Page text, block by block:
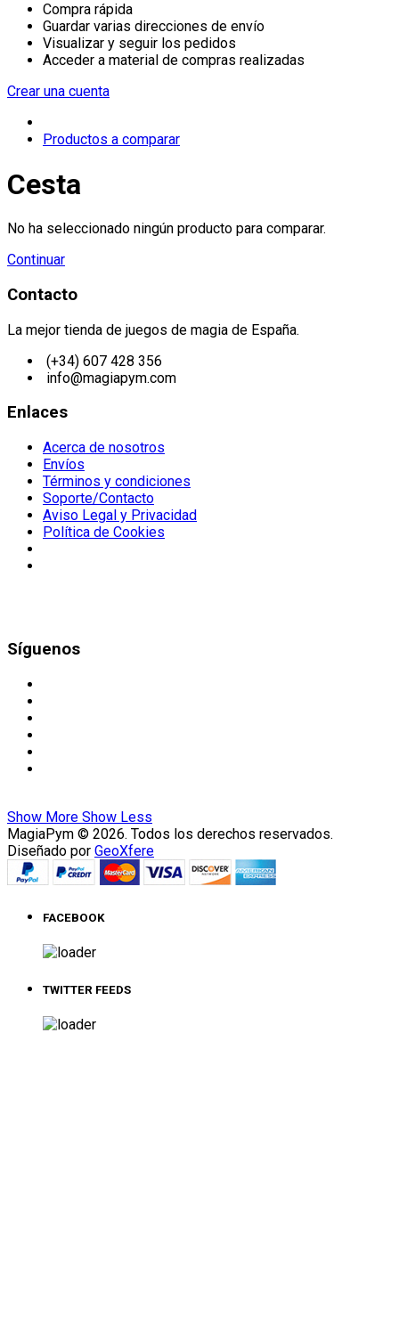
Compra rápida
Guardar varias direcciones de envío
Visualizar y seguir los pedidos
Acceder a material de compras realizadas
Crear una cuenta
Productos a comparar
Cesta
No ha seleccionado ningún producto para comparar.
Continuar
Contacto
La mejor tienda de juegos de magia de España.
(+34) 607 428 356
info@magiapym.com
Enlaces
Acerca de nosotros
Envíos
Términos y condiciones
Soporte/Contacto
Aviso Legal y Privacidad
Política de Cookies
Síguenos
Show More Show Less
MagiaPym © 2026. Todos los derechos reservados.
Diseñado por GeoXfere
FACEBOOK
TWITTER FEEDS